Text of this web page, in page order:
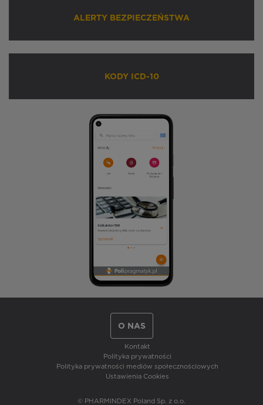
ALERTY BEZPIECZEŃSTWA
KODY ICD-10
O NAS
Kontakt
Polityka prywatności
Polityka prywatności mediów społecznościowych
Ustawienia Cookies
© PHARMINDEX Poland Sp. z o.o.